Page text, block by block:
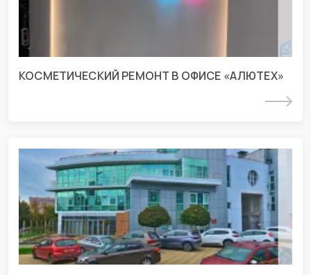
КОСМЕТИЧЕСКИЙ РЕМОНТ В ОФИСЕ «АЛЮТЕХ»
Подробнее
Проект разделов АР и инженерных
систем для офисного здания
г. Краснодар, ул. Дзержинского